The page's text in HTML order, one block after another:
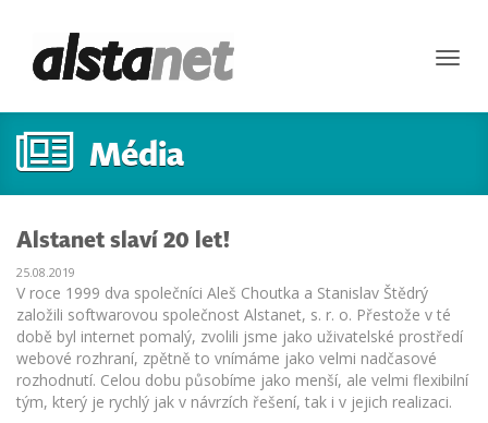
Média
Alstanet slaví 20 let!
25.08.2019
V roce 1999 dva společníci Aleš Choutka a Stanislav Štědrý
založili softwarovou společnost Alstanet, s. r. o. Přestože v té
době byl internet pomalý, zvolili jsme jako uživatelské prostředí
webové rozhraní, zpětně to vnímáme jako velmi nadčasové
rozhodnutí. Celou dobu působíme jako menší, ale velmi flexibilní
tým, který je rychlý jak v návrzích řešení, tak i v jejich realizaci.